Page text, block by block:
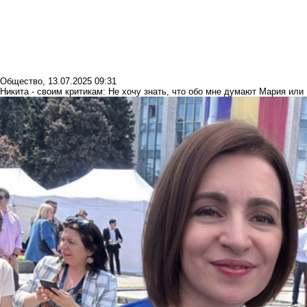
Общество, 13.07.2025 09:31
Никита - своим критикам: Не хочу знать, что обо мне думают Мария или